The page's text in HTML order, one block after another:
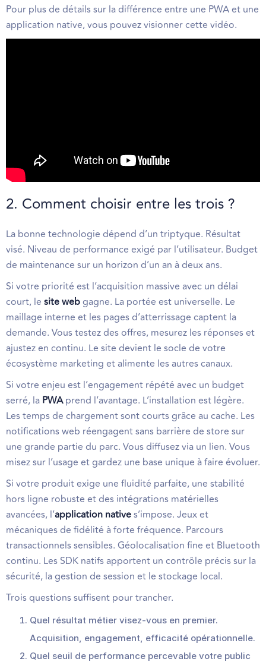
Pour plus de détails sur la différence entre une PWA et une
application native, vous pouvez visionner cette vidéo.
2. Comment choisir entre les trois ?
La bonne technologie dépend d’un triptyque. Résultat
visé. Niveau de performance exigé par l’utilisateur. Budget
de maintenance sur un horizon d’un an à deux ans.
Si votre priorité est l’acquisition massive avec un délai
court, le site webgagne. La portée est universelle. Le
maillage interne et les pages d’atterrissage captent la
demande. Vous testez des offres, mesurez les réponses et
ajustez en continu. Le site devient le socle de votre
écosystème marketing et alimente les autres canaux.
Si votre enjeu est l’engagement répété avec un budget
serré, la PWAprend l’avantage. L’installation est légère.
Les temps de chargement sont courts grâce au cache. Les
notifications web réengagent sans barrière de store sur
une grande partie du parc. Vous diffusez via un lien. Vous
misez sur l’usage et gardez une base unique à faire évoluer.
Si votre produit exige une fluidité parfaite, une stabilité
hors ligne robuste et des intégrations matérielles
avancées, l’application natives’impose. Jeux et
mécaniques de fidélité à forte fréquence. Parcours
transactionnels sensibles. Géolocalisation fine et Bluetooth
continu. Les SDK natifs apportent un contrôle précis sur la
sécurité, la gestion de session et le stockage local.
Trois questions suffisent pour trancher.
Quel résultat métier visez-vous en premier.
Acquisition, engagement, efficacité opérationnelle.
Quel seuil de performance percevable votre public